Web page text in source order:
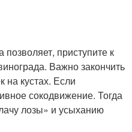
приступите к
Важно закончить
на кустах. Если
сокодвижение. Тогда
лозы» и усыханию